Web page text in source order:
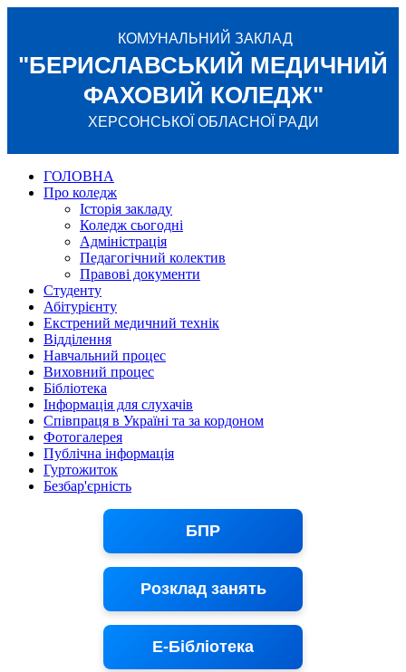
КОМУНАЛЬНИЙ ЗАКЛАД
"БЕРИСЛАВСЬКИЙ МЕДИЧНИЙ
ФАХОВИЙ КОЛЕДЖ"
ХЕРСОНСЬКОЇ ОБЛАСНОЇ РАДИ
ГОЛОВНА
Про коледж
Історія закладу
Коледж сьогодні
Адміністрація
Педагогічний колектив
Правові документи
Студенту
Абітурієнту
Екстрений медичний технік
Відділення
Навчальний процес
Виховний процес
Бібліотека
Інформація для слухачів
Співпраця в Україні та за кордоном
Фотогалерея
Публічна інформація
Гуртожиток
Безбар'єрність
БПР
Розклад занять
Е-Бібліотека